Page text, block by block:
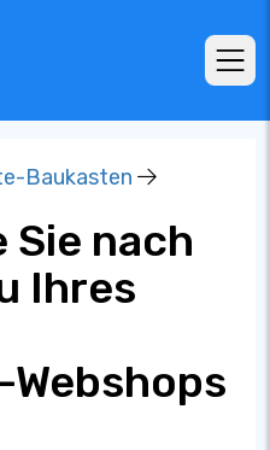
Baukasten
Sie nach
Ihres